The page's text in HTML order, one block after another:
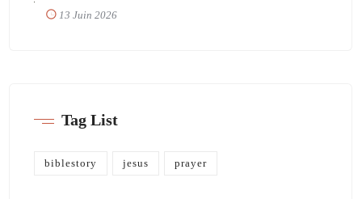
13 Juin 2026
Tag List
biblestory jesus prayer